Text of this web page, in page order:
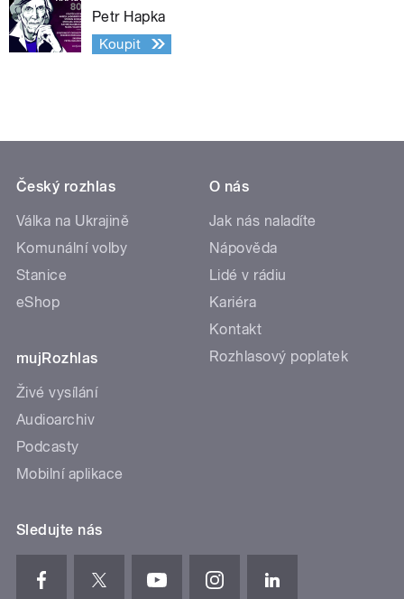
Petr Hapka
Koupit
Český rozhlas
Válka na Ukrajině
Komunální volby
Stanice
eShop
mujRozhlas
Živé vysílání
Audioarchiv
Podcasty
Mobilní aplikace
O nás
Jak nás naladíte
Nápověda
Lidé v rádiu
Kariéra
Kontakt
Rozhlasový poplatek
Sledujte nás